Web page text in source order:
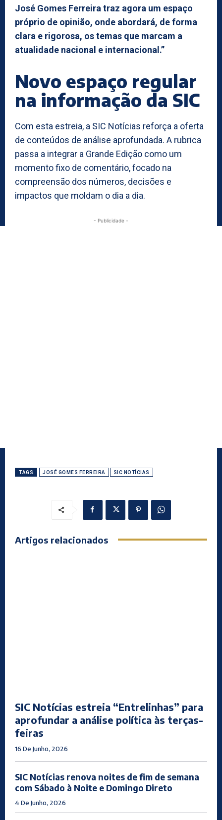
José Gomes Ferreira traz agora um espaço
próprio de opinião, onde abordará, de forma
clara e rigorosa, os temas que marcam a
atualidade nacional e internacional.”
Novo espaço regular
na informação da SIC
Com esta estreia, a SIC Notícias reforça a oferta
de conteúdos de análise aprofundada. A rubrica
passa a integrar a Grande Edição como um
momento fixo de comentário, focado na
compreensão dos números, decisões e
impactos que moldam o dia a dia.
- Publicidade -
TAGS JOSÉ GOMES FERREIRA SIC NOTÍCIAS
Artigos relacionados
SIC Notícias estreia “Entrelinhas” para
aprofundar a análise política às terças-
feiras
16 De Junho, 2026
SIC Notícias renova noites de fim de semana
com Sábado à Noite e Domingo Direto
4 De Junho, 2026